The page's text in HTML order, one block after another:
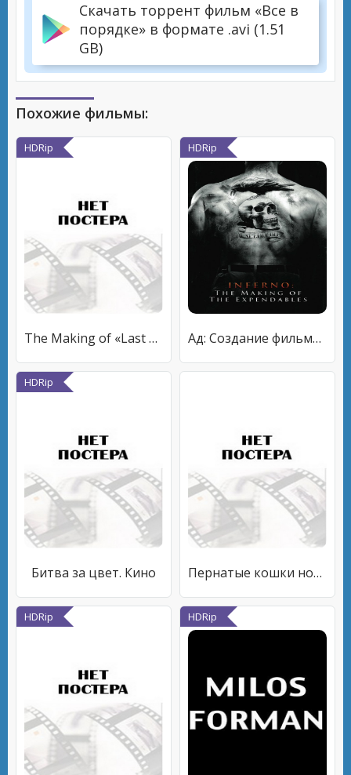
Скачать торрент фильм «Все в
порядке» в формате .avi (1.51
GB)
Похожие фильмы:
HDRip
The Making of «Last of the Mohicans»
HDRip
Ад: Создание фильма «Неудержимые»
HDRip
Битва за цвет. Кино Пернатые кошки ночи
HDRip HDRip